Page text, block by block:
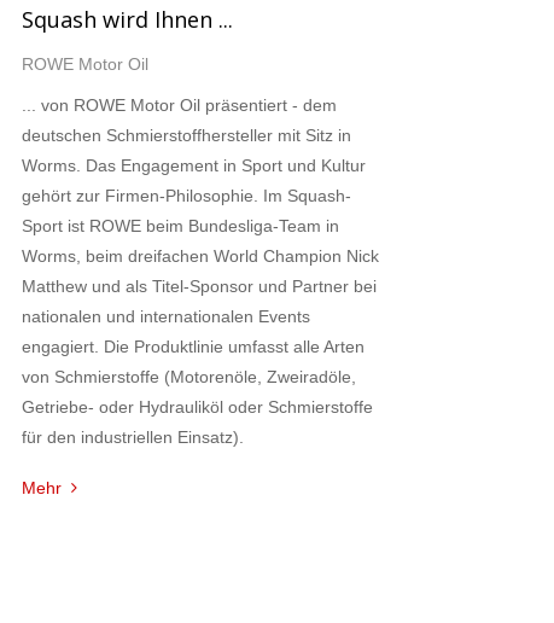
Squash wird Ihnen ...
ROWE Motor Oil
... von ROWE Motor Oil präsentiert - dem
deutschen Schmierstoffhersteller mit Sitz in
Worms. Das Engagement in Sport und Kultur
gehört zur Firmen-Philosophie. Im Squash-
Sport ist ROWE beim Bundesliga-Team in
Worms, beim dreifachen World Champion Nick
Matthew und als Titel-Sponsor und Partner bei
nationalen und internationalen Events
engagiert. Die Produktlinie umfasst alle Arten
von Schmierstoffe (Motorenöle, Zweiradöle,
Getriebe- oder Hydrauliköl oder Schmierstoffe
für den industriellen Einsatz).
Mehr